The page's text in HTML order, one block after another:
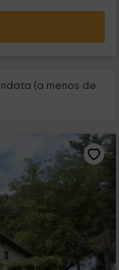
(a menos de